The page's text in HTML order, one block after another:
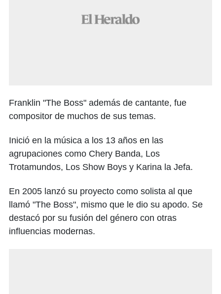
Franklin "The Boss" además de cantante, fue
compositor de muchos de sus temas.
Inició en la música a los 13 años en las
agrupaciones como Chery Banda, Los
Trotamundos, Los Show Boys y Karina la Jefa.
En 2005 lanzó su proyecto como solista al que
llamó "The Boss", mismo que le dio su apodo. Se
destacó por su fusión del género con otras
influencias modernas.